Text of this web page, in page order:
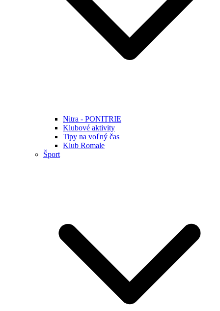
Nitra - PONITRIE
Klubové aktivity
Tipy na voľný čas
Klub Romale
Šport